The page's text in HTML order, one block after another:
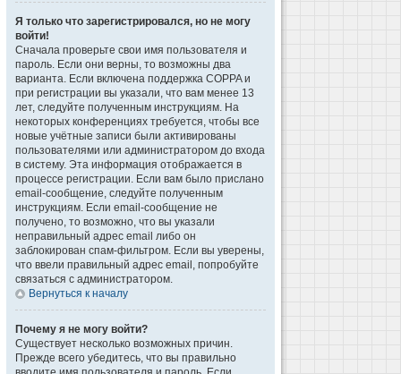
Я только что зарегистрировался, но не могу
войти!
Сначала проверьте свои имя пользователя и
пароль. Если они верны, то возможны два
варианта. Если включена поддержка COPPA и
при регистрации вы указали, что вам менее 13
лет, следуйте полученным инструкциям. На
некоторых конференциях требуется, чтобы все
новые учётные записи были активированы
пользователями или администратором до входа
в систему. Эта информация отображается в
процессе регистрации. Если вам было прислано
email-сообщение, следуйте полученным
инструкциям. Если email-сообщение не
получено, то возможно, что вы указали
неправильный адрес email либо он
заблокирован спам-фильтром. Если вы уверены,
что ввели правильный адрес email, попробуйте
связаться с администратором.
Вернуться к началу
Почему я не могу войти?
Существует несколько возможных причин.
Прежде всего убедитесь, что вы правильно